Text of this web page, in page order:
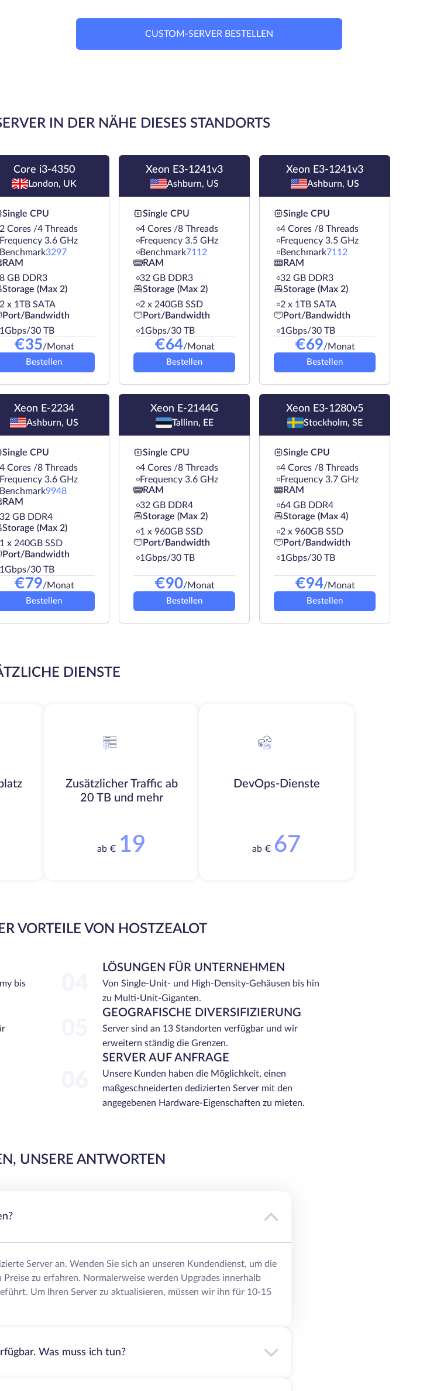
CUSTOM-SERVER BESTELLEN
IN DER NÄHE DIESES STANDORTS
Core i3-4350
London, UK
Single CPU
2 Cores /4 Threads
Frequency 3.6 GHz
Benchmark3297
RAM
8 GB DDR3
Storage (Max 2)
2 х 1TB SATA
Port/Bandwidth
1Gbps/30 TB
€35/Monat
Bestellen
Xeon E3-1241v3
Ashburn, US
Single CPU
4 Cores /8 Threads
Frequency 3.5 GHz
Benchmark7112
RAM
32 GB DDR3
Storage (Max 2)
2 х 240GB SSD
Port/Bandwidth
1Gbps/30 TB
€64/Monat
Bestellen
Xeon E3-1241v3
Ashburn, US
Single CPU
4 Cores /8 Threads
Frequency 3.5 GHz
Benchmark7112
RAM
32 GB DDR3
Storage (Max 2)
2 х 1TB SATA
Port/Bandwidth
1Gbps/30 TB
€69/Monat
Bestellen
Xeon E-2234
Ashburn, US
Single CPU
4 Cores /8 Threads
Frequency 3.6 GHz
Benchmark9948
RAM
32 GB DDR4
Storage (Max 2)
1 х 240GB SSD
Port/Bandwidth
1Gbps/30 TB
€79/Monat
Bestellen
Xeon E-2144G
Tallinn, EE
Single CPU
4 Cores /8 Threads
Frequency 3.6 GHz
RAM
32 GB DDR4
Storage (Max 2)
1 х 960GB SSD
Port/Bandwidth
1Gbps/30 TB
€90/Monat
Bestellen
Xeon E3-1280v5
Stockholm, SE
Single CPU
4 Cores /8 Threads
Frequency 3.7 GHz
RAM
64 GB DDR4
Storage (Max 4)
2 х 960GB SSD
Port/Bandwidth
1Gbps/30 TB
€94/Monat
Bestellen
DIENSTE
Zusätzlicher Traffic ab
20 TB und mehr
ab € 19
DevOps-Dienste
ab € 67
VORTEILE VON HOSTZEALOT
bis
LÖSUNGEN FÜR UNTERNEHMEN
Von Single-Unit- und High-Density-Gehäusen bis hin
zu Multi-Unit-Giganten.
GEOGRAFISCHE DIVERSIFIZIERUNG
Server sind an 13 Standorten verfügbar und wir
erweitern ständig die Grenzen.
SERVER AUF ANFRAGE
Unsere Kunden haben die Möglichkeit, einen
maßgeschneiderten dedizierten Server mit den
angegebenen Hardware-Eigenschaften zu mieten.
UNSERE ANTWORTEN
Server an. Wenden Sie sich an unseren Kundendienst, um die
zu erfahren. Normalerweise werden Upgrades innerhalb
Um Ihren Server zu aktualisieren, müssen wir ihn für 10-15
Was muss ich tun?